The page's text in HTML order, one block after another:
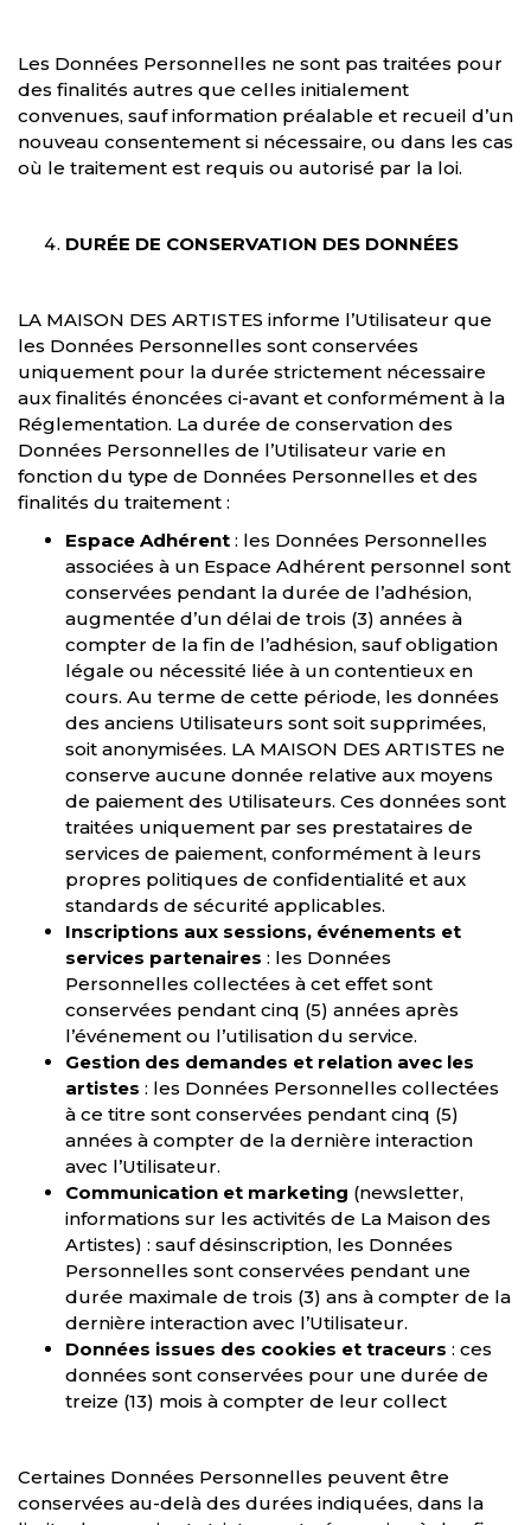
Les Données Personnelles ne sont pas traitées pour
des finalités autres que celles initialement
convenues, sauf information préalable et recueil d’un
nouveau consentement si nécessaire, ou dans les cas
où le traitement est requis ou autorisé par la loi.
DURÉE DE CONSERVATION DES DONNÉES
LA MAISON DES ARTISTES informe l’Utilisateur que
les Données Personnelles sont conservées
uniquement pour la durée strictement nécessaire
aux finalités énoncées ci-avant et conformément à la
Réglementation. La durée de conservation des
Données Personnelles de l’Utilisateur varie en
fonction du type de Données Personnelles et des
finalités du traitement :
Espace Adhérent : les Données Personnelles
associées à un Espace Adhérent personnel sont
conservées pendant la durée de l’adhésion,
augmentée d’un délai de trois (3) années à
compter de la fin de l’adhésion, sauf obligation
légale ou nécessité liée à un contentieux en
cours. Au terme de cette période, les données
des anciens Utilisateurs sont soit supprimées,
soit anonymisées. LA MAISON DES ARTISTES ne
conserve aucune donnée relative aux moyens
de paiement des Utilisateurs. Ces données sont
traitées uniquement par ses prestataires de
services de paiement, conformément à leurs
propres politiques de confidentialité et aux
standards de sécurité applicables.
Inscriptions aux sessions, événements et
services partenaires : les Données
Personnelles collectées à cet effet sont
conservées pendant cinq (5) années après
l’événement ou l’utilisation du service.
Gestion des demandes et relation avec les
artistes : les Données Personnelles collectées
à ce titre sont conservées pendant cinq (5)
années à compter de la dernière interaction
avec l’Utilisateur.
Communication et marketing (newsletter,
informations sur les activités de La Maison des
Artistes) : sauf désinscription, les Données
Personnelles sont conservées pendant une
durée maximale de trois (3) ans à compter de la
dernière interaction avec l’Utilisateur.
Données issues des cookies et traceurs : ces
données sont conservées pour une durée de
treize (13) mois à compter de leur collect
Certaines Données Personnelles peuvent être
conservées au-delà des durées indiquées, dans la